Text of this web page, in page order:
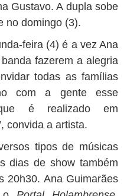
Gustavo. A dupla sobe
no domingo (3).
feira (4) é a vez Ana
fazerem a alegria
todas as famílias
com a gente esse
é realizado em
convida a artista.
tipos de músicas
dias de show também
20h30. Ana Guimarães